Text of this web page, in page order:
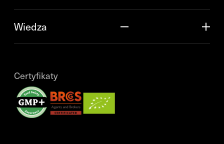
Wiedza
Certyfikaty